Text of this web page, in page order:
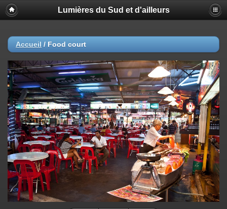
Lumières du Sud et d'ailleurs
Accueil / Food court